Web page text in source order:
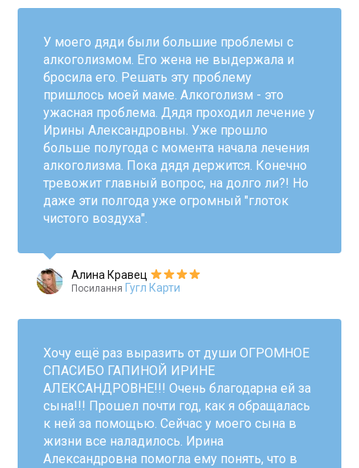
У моего дяди были большие проблемы с
алкоголизмом. Его жена не выдержала и
бросила его. Решать эту проблему
пришлось моей маме. Алкоголизм - это
ужасная проблема. Дядя проходил лечение у
Ирины Александровны. Уже прошло
больше полугода с момента начала лечения
алкоголизма. Пока дядя держится. Конечно
тревожит главный вопрос, на долго ли?! Но
даже эти полгода уже огромный "глоток
чистого воздуха".
Алина Кравец
Посилання Гугл Карти
Хочу ещё раз выразить от души ОГРОМНОЕ
СПАСИБО ГАПИНОЙ ИРИНЕ
АЛЕКСАНДРОВНЕ!!! Очень благодарна ей за
сына!!! Прошел почти год, как я обращалась
к ней за помощью. Сейчас у моего сына в
жизни все наладилось. Ирина
Александровна помогла ему понять, что в